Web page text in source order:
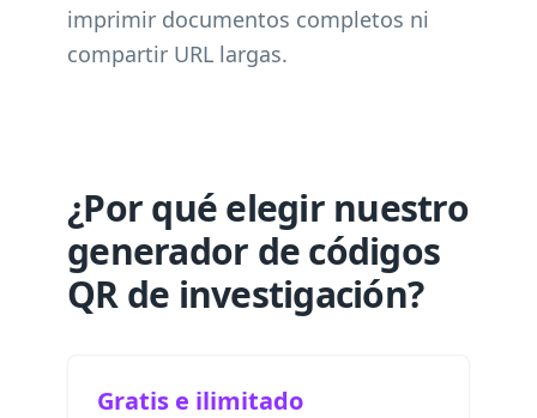
imprimir documentos completos ni
compartir URL largas.
¿Por qué elegir nuestro
generador de códigos
QR de investigación?
Gratis e ilimitado